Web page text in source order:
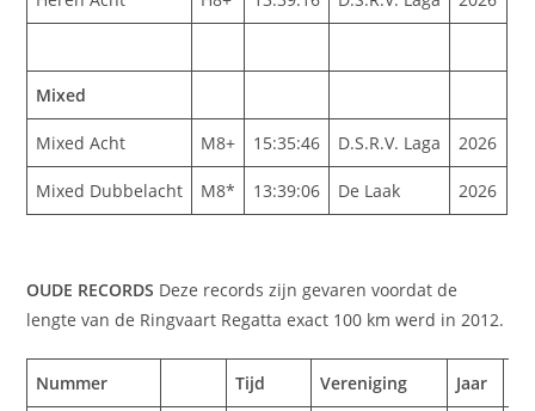
Mixed
Mixed Acht M8+ 15:35:46 D.S.R.V. Laga 2026
Mixed Dubbelacht M8* 13:39:06 De Laak 2026
OUDE RECORDS Deze records zijn gevaren voordat de
lengte van de Ringvaart Regatta exact 100 km werd in 2012.
Nummer Tijd Vereniging Jaar